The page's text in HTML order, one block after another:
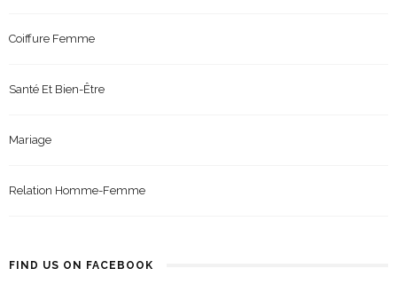
Coiffure Femme
Santé Et Bien-Être
Mariage
Relation Homme-Femme
FIND US ON FACEBOOK